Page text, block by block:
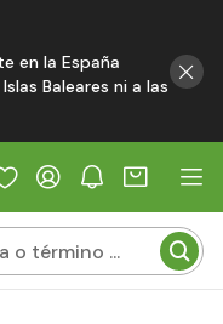
en la España
Baleares ni a las